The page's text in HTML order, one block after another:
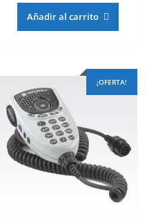
original
era:
actual
es:
Añadir al carrito
¡OFERTA!